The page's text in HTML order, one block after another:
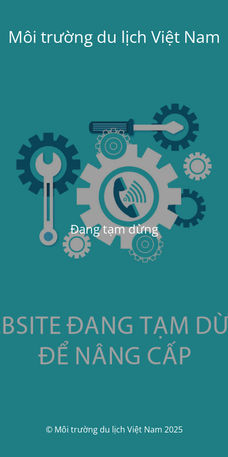
Môi trường du lịch Việt Nam
Đang tạm dừng
© Môi trường du lịch Việt Nam 2025